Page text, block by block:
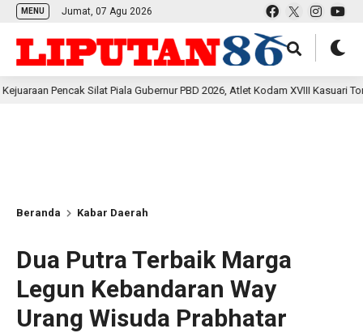
MENU Jumat, 07 Agu 2026
Pencak Silat Piala Gubernur PBD 2026, Atlet Kodam XVIII Kasuari Torehkan
Beranda Kabar Daerah
Dua Putra Terbaik Marga
Legun Kebandaran Way
Urang Wisuda Prabhatar